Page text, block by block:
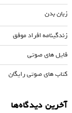
زبان بدن
زندگینامه افراد موفق
فایل های صوتی
کتاب های صوتی رایگان
آخرین دیدگاه‌ها